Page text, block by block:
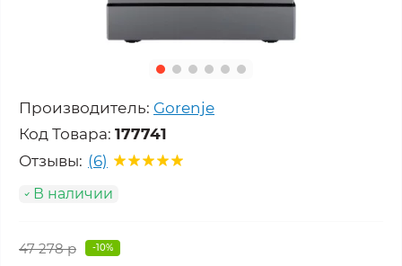
Производитель: Gorenje
Код Товара: 177741
Отзывы: (6)
В наличии
47 278 р -10%